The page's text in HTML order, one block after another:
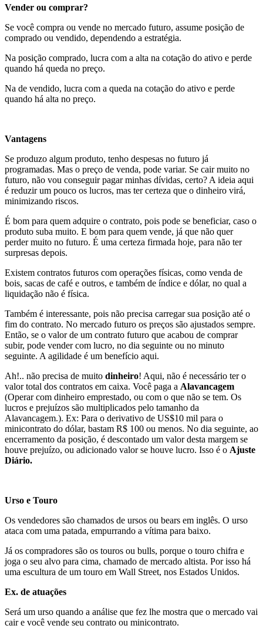
Vender ou comprar?
Se você compra ou vende no mercado futuro, assume posição de
comprado ou vendido, dependendo a estratégia.
Na posição comprado, lucra com a alta na cotação do ativo e perde
quando há queda no preço.
Na de vendido, lucra com a queda na cotação do ativo e perde
quando há alta no preço.
Vantagens
Se produzo algum produto, tenho despesas no futuro já
programadas. Mas o preço de venda, pode variar. Se cair muito no
futuro, não vou conseguir pagar minhas dívidas, certo? A ideia aqui
é reduzir um pouco os lucros, mas ter certeza que o dinheiro virá,
minimizando riscos.
É bom para quem adquire o contrato, pois pode se beneficiar, caso o
produto suba muito. E bom para quem vende, já que não quer
perder muito no futuro. É uma certeza firmada hoje, para não ter
surpresas depois.
Existem contratos futuros com operações físicas, como venda de
bois, sacas de café e outros, e também de índice e dólar, no qual a
liquidação não é física.
Também é interessante, pois não precisa carregar sua posição até o
fim do contrato. No mercado futuro os preços são ajustados sempre.
Então, se o valor de um contrato futuro que acabou de comprar
subir, pode vender com lucro, no dia seguinte ou no minuto
seguinte. A agilidade é um benefício aqui.
Ah!.. não precisa de muito dinheiro! Aqui, não é necessário ter o
valor total dos contratos em caixa. Você paga a Alavancagem
(Operar com dinheiro emprestado, ou com o que não se tem. Os
lucros e prejuízos são multiplicados pelo tamanho da
Alavancagem.). Ex: Para o derivativo de US$10 mil para o
minicontrato do dólar, bastam R$ 100 ou menos. No dia seguinte, ao
encerramento da posição, é descontado um valor desta margem se
houve prejuízo, ou adicionado valor se houve lucro. Isso é o Ajuste
Diário.
Urso e Touro
Os vendedores são chamados de ursos ou bears em inglês. O urso
ataca com uma patada, empurrando a vítima para baixo.
Já os compradores são os touros ou bulls, porque o touro chifra e
joga o seu alvo para cima, chamado de mercado altista. Por isso há
uma escultura de um touro em Wall Street, nos Estados Unidos.
Ex. de atuações
Será um urso quando a análise que fez lhe mostra que o mercado vai
cair e você vende seu contrato ou minicontrato.